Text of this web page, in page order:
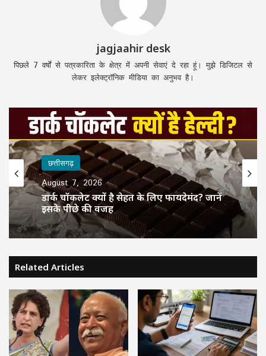
jagjaahir desk
पिछले 7 वर्षों से पत्रकारिता के क्षेत्र में अपनी सेवाएं दे रहा हूं। मुझे डिजिटल से
लेकर इलेक्ट्रॉनिक मीडिया का अनुभव है।
छत्तीसगढ़
August 7, 2026
डार्क चॉकलेट क्यों है सेहत के लिए फायदेमंद? जानें
इसके पीछे की वजह
छत्तीसगढ़
August 7, 2026
जुलाई बना ऑटो सेक्टर का सबसे बड़ा महीना!
CNG, हाइब्रिड और EV ने पेट्रोल वाहनों को दी कड़ी
चुनौती
Related Articles